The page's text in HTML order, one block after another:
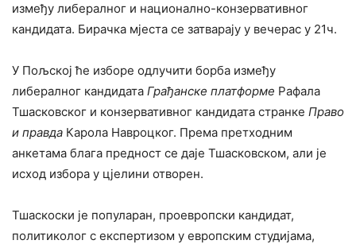
између либералног и национално-конзервативног
кандидата. Бирачка мјеста се затварају у вечерас у 21ч.
У Пољској ће изборе одлучити борба између
либералног кандидата Грађанске платформе Рафала
Тшасковског и конзервативног кандидата странке Право
и правда Карола Навроцког. Према претходним
анкетама блага предност се даје Тшасковском, али је
исход избора у цјелини отворен.
Тшаскоски је популаран, проевропски кандидат,
политиколог с експертизом у европским студијама,